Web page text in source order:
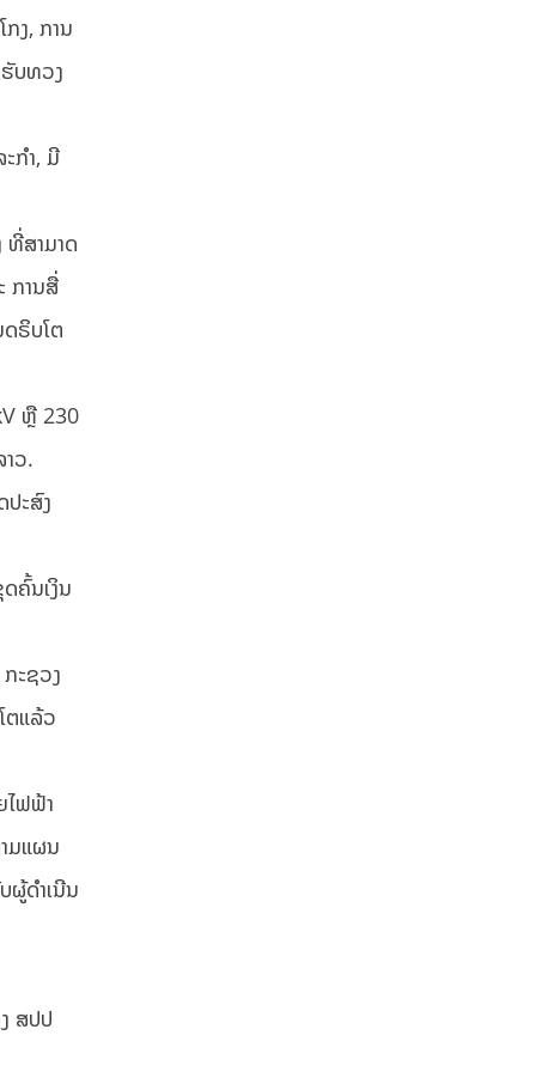
ງ, ການ
ບທວງ
ກໍາ, ມີ
ທີ່ສາມາດ
ການສື່
ດຣິບໂຕ
ຫຼື 230
ວ.
ະສົງ
ຄົ້ນເງິນ
ະຊວງ
ຕແລ້ວ
ໄຟຟ້າ
ມແຜນ
ຜູ້ດໍາເນີນ
ສປປ